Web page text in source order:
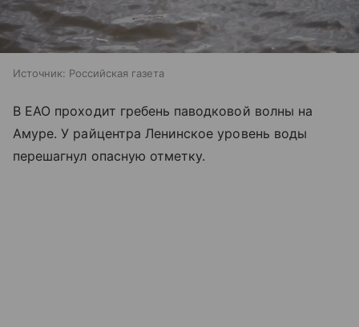
Источник: Российская газета
В ЕАО проходит гребень паводковой волны на
Амуре. У райцентра Ленинское уровень воды
перешагнул опасную отметку.